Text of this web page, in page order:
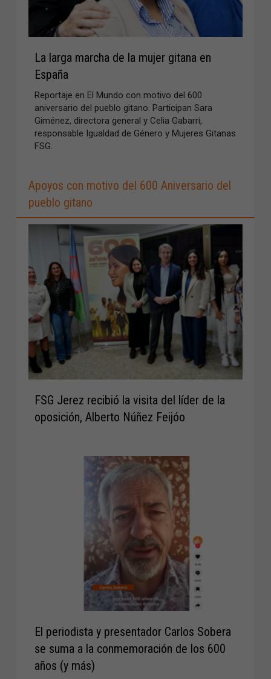
La larga marcha de la mujer gitana en
España
Reportaje en El Mundo con motivo del 600
aniversario del pueblo gitano. Participan Sara
Giménez, directora general y Celia Gabarri,
responsable Igualdad de Género y Mujeres Gitanas
FSG.
Apoyos con motivo del 600 Aniversario del
pueblo gitano
FSG Jerez recibió la visita del líder de la
oposición, Alberto Núñez Feijóo
El periodista y presentador Carlos Sobera
se suma a la conmemoración de los 600
años (y más)